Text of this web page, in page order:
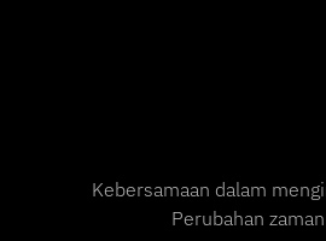
Kebersamaan dalam
Perubahan